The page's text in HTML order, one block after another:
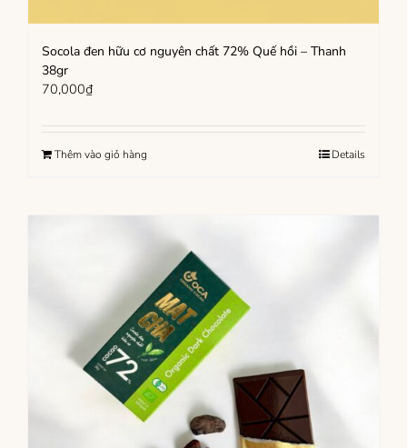
Socola đen hữu cơ nguyên chất 72% Quế hồi – Thanh
38gr
70,000₫
Thêm vào giỏ hàng Details